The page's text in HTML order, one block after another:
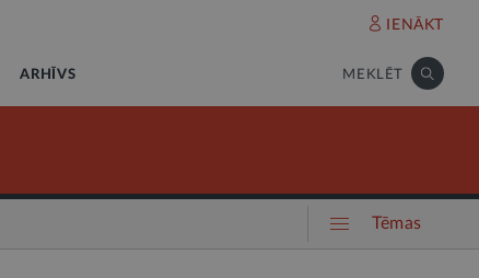
IENĀKT
ARHĪVS MEKLĒT
Tēmas